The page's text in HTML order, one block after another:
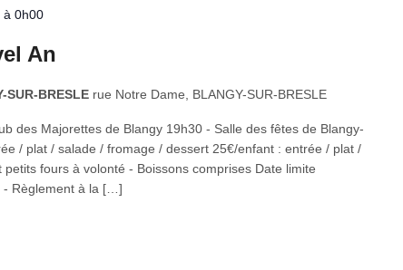
à 0h00
An
SUR-BRESLE rue Notre Dame, BLANGY-SUR-BRESLE
des Majorettes de Blangy 19h30 - Salle des fêtes de Blangy-
/ plat / salade / fromage / dessert 25€/enfant : entrée / plat /
fours à volonté - Boissons comprises Date limite
- Règlement à la […]